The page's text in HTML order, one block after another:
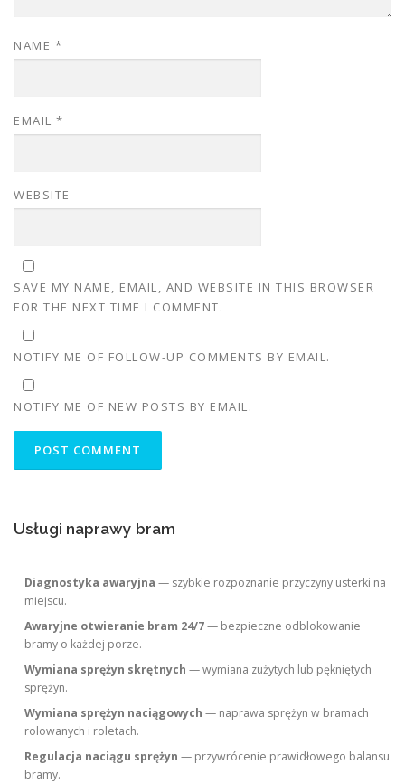
NAME *
EMAIL *
WEBSITE
SAVE MY NAME, EMAIL, AND WEBSITE IN THIS BROWSER
FOR THE NEXT TIME I COMMENT.
NOTIFY ME OF FOLLOW-UP COMMENTS BY EMAIL.
NOTIFY ME OF NEW POSTS BY EMAIL.
Usługi naprawy bram
Diagnostyka awaryjna — szybkie rozpoznanie przyczyny usterki na
miejscu.
Awaryjne otwieranie bram 24/7— bezpieczne odblokowanie
bramy o każdej porze.
Wymiana sprężyn skrętnych — wymiana zużytych lub pękniętych
sprężyn.
Wymiana sprężyn naciągowych — naprawa sprężyn w bramach
rolowanych i roletach.
Regulacja naciągu sprężyn — przywrócenie prawidłowego balansu
bramy.